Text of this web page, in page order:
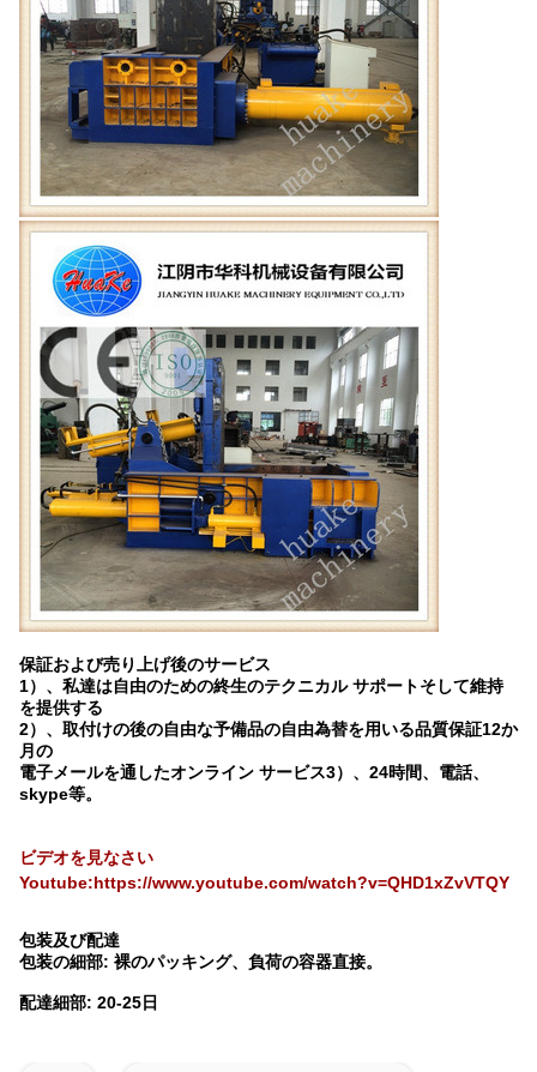
保証および売り上げ後のサービス
1）、私達は自由のための終生のテクニカル サポートそして維持
を提供する
2）、取付けの後の自由な予備品の自由為替を用いる品質保証12か
月の
電子メールを通したオンライン サービス3）、24時間、電話、
skype等。
ビデオを見なさい
Youtube:https://www.youtube.com/watch?v=QHD1xZvVTQY
包装及び配達
包装の細部: 裸のパッキング、負荷の容器直接。
配達細部: 20-25日